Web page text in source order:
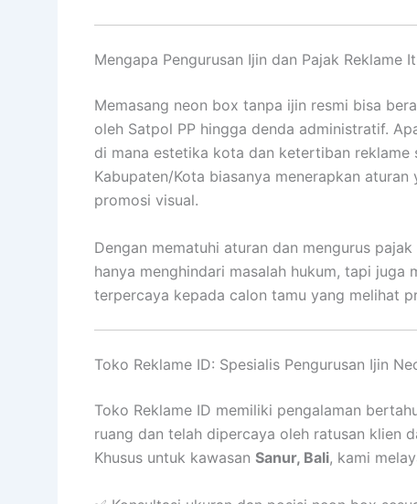
Mengapa Pengurusan Ijin dan Pajak Reklame
Memasang neon box tanpa ijin resmi bisa
oleh Satpol PP hingga denda administratif.
di mana estetika kota dan ketertiban reklame
Kabupaten/Kota biasanya menerapkan
promosi visual.
Dengan mematuhi aturan dan mengurus
hanya menghindari masalah hukum, tapi juga
terpercaya kepada calon tamu yang melihat
Toko Reklame ID: Spesialis Pengurusan Ijin
Toko Reklame ID memiliki pengalaman
ruang dan telah dipercaya oleh ratusan klien
Khusus untuk kawasan Sanur, Bali, kami